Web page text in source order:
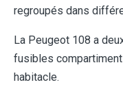
regroupés dans
La Peugeot 108 a
fusibles
habitacle.